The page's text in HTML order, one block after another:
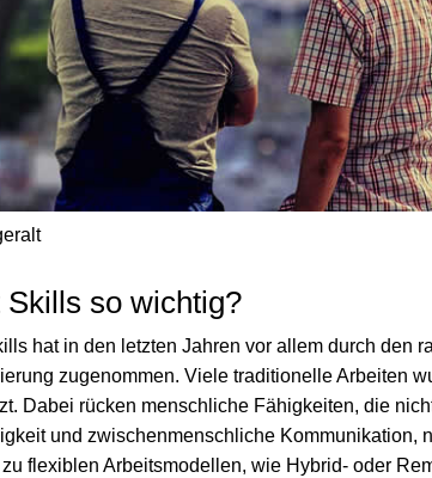
so wichtig?
hat in den letzten Jahren vor allem durch den
zugenommen. Viele traditionelle Arbeiten
Dabei rücken menschliche Fähigkeiten, die
und zwischenmenschliche Kommunikation,
flexiblen Arbeitsmodellen, wie Hybrid- oder